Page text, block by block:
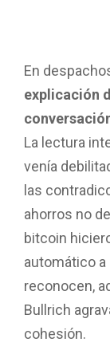
En
explicación
La lectura
venía
las
ahorros no
bitcoin
automático a
reconocen,
Bullrich
cohesión.